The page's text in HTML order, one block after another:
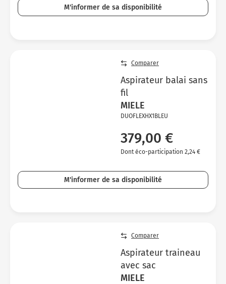
M'informer de sa disponibilité
Comparer
Aspirateur balai sans
fil
MIELE
DUOFLEXHX1BLEU
379,00 €
Dont éco-participation 2,24 €
M'informer de sa disponibilité
Comparer
Aspirateur traineau
avec sac
MIELE